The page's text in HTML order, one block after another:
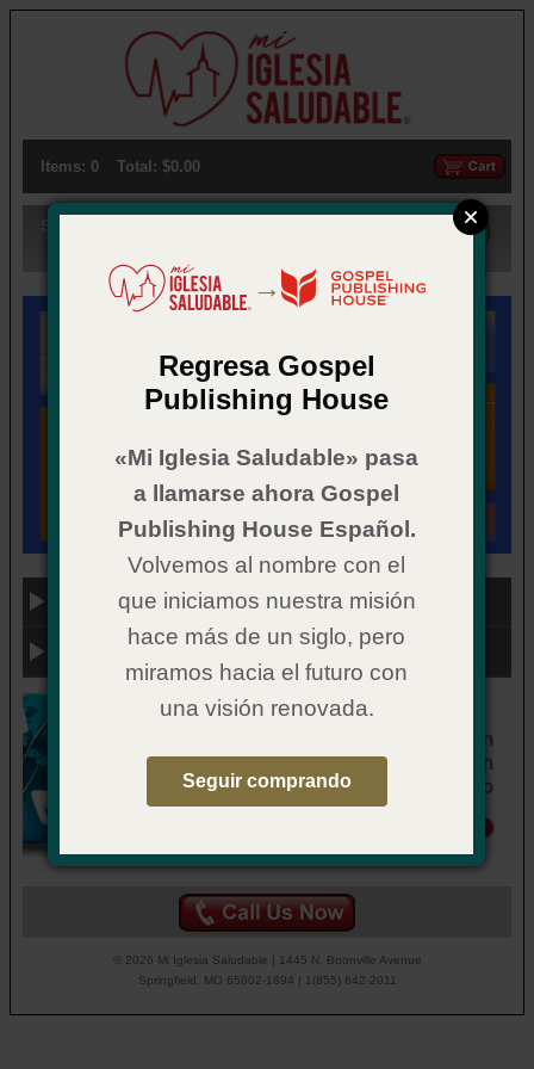
Items: 0 Total: $0.00
Categoría
Enlaces útiles
© 2026 Mi Iglesia Saludable | 1445 N. Boonville Avenue
Springfield, MO 65802-1894 | 1(855) 642-2011
→
Regresa Gospel
Publishing House
«Mi Iglesia Saludable» pasa
a llamarse ahora Gospel
Publishing House Español.
Volvemos al nombre con el
que iniciamos nuestra misión
hace más de un siglo, pero
miramos hacia el futuro con
una visión renovada.
Seguir comprando